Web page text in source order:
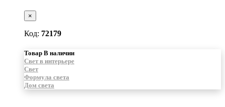
×
Код: 72179
Товар В наличии
Свет в интерьере
Свет
Формула света
Дом света